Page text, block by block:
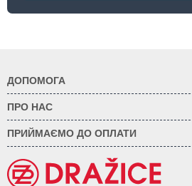
ДОПОМОГА
ПРО НАС
ПРИЙМАЄМО ДО ОПЛАТИ